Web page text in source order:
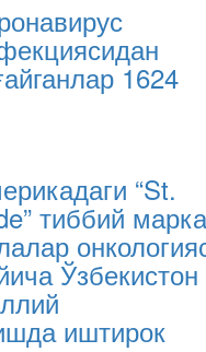
1624
“St.
тиббий
Ўзбекистон
иштирок